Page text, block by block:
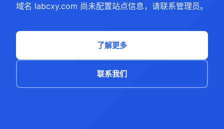
域名 labcxy.com 尚未配置站点信息，请联系管理员。
了解更多
联系我们